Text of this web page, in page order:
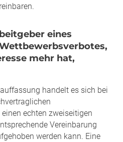
eines
mehr hat,
handelt es sich bei
echten zweiseitigen
Vereinbarung
werden kann. Eine